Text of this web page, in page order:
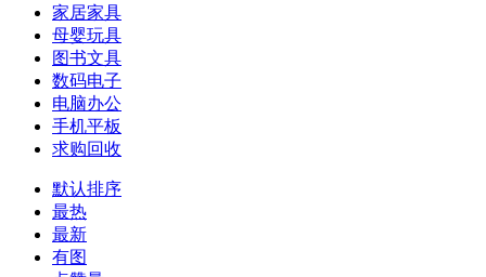
家居家具
母婴玩具
图书文具
数码电子
电脑办公
手机平板
求购回收
默认排序
最热
最新
有图